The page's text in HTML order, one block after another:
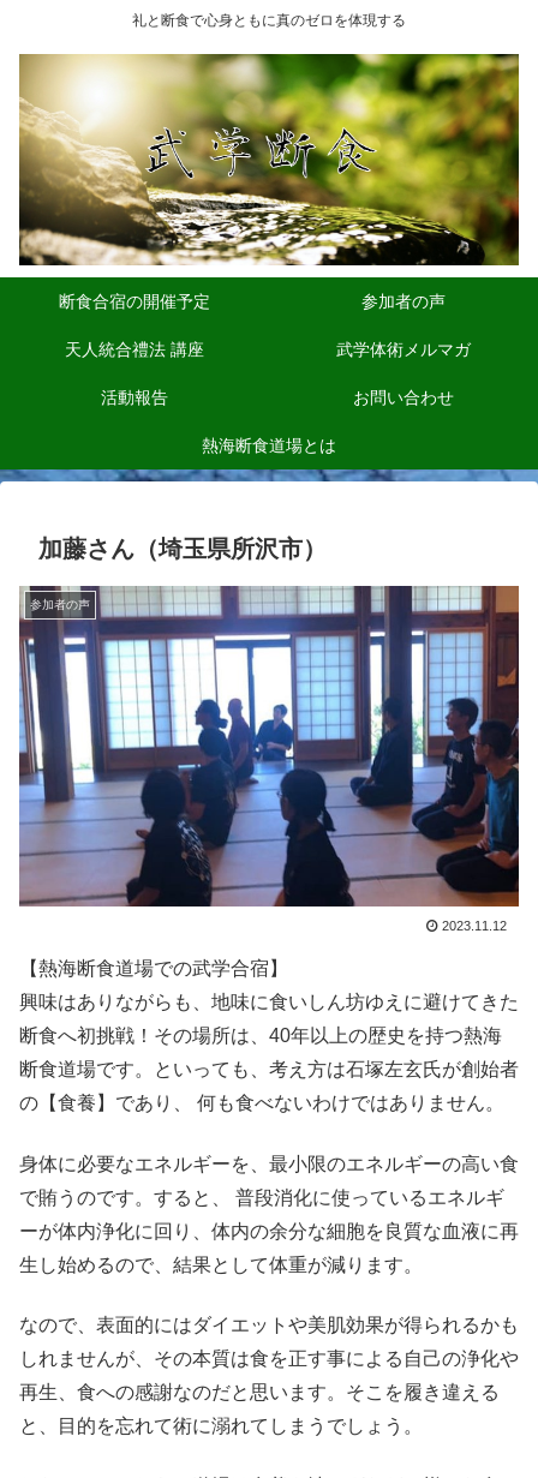
礼と断食で心身ともに真のゼロを体現する
断食合宿の開催予定 参加者の声
天人統合禮法 講座 武学体術メルマガ
活動報告 お問い合わせ
熱海断食道場とは
加藤さん（埼玉県所沢市）
参加者の声
2023.11.12
【熱海断食道場での武学合宿】
興味はありながらも、地味に食いしん坊ゆえに避けてきた
断食へ初挑戦！その場所は、40年以上の歴史を持つ熱海
断食道場です。といっても、考え方は石塚左玄氏が創始者
の【食養】であり、 何も食べないわけではありません。
身体に必要なエネルギーを、最小限のエネルギーの高い食
で賄うのです。すると、 普段消化に使っているエネルギ
ーが体内浄化に回り、体内の余分な細胞を良質な血液に再
生し始めるので、結果として体重が減ります。
なので、表面的にはダイエットや美肌効果が得られるかも
しれませんが、その本質は食を正す事による自己の浄化や
再生、食への感謝なのだと思います。そこを履き違える
と、目的を忘れて術に溺れてしまうでしょう。